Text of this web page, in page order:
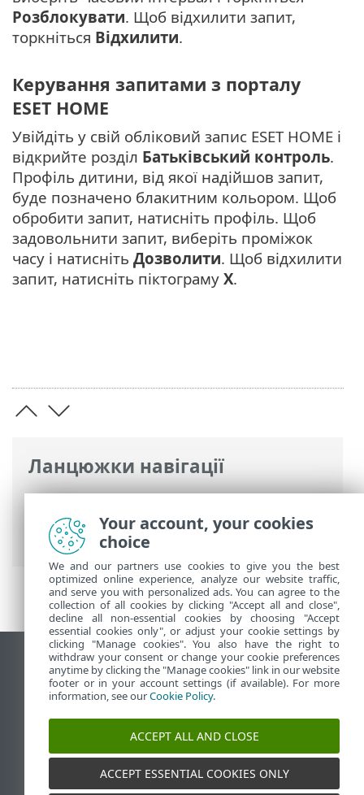
Ланцюжки навігації
Інтерактивна довідка ESET>ESET
Parental Control for Android>
Керування запитами
Розблокувати. Щоб відхилити запит,
торкніться Відхилити.
Керування запитами з порталу
ESET HOME
Увійдіть у свій обліковий запис ESET HOME і
відкрийте розділ Батьківський контроль.
Профіль дитини, від якої надійшов запит,
буде позначено блакитним кольором. Щоб
обробити запит, натисніть профіль. Щоб
задовольнити запит, виберіть проміжок
часу і натисніть Дозволити. Щоб відхилити
запит, натисніть піктограму X.
Переглянути повну версію
End of Life
База знань ESET
Форум ESET
ESET Status Portal
Регіональна підтримка
Your account, your cookies
choice
We and our partners use cookies to give you the best
optimized online experience, analyze our website traffic,
and serve you with personalized ads. You can agree to the
collection of all cookies by clicking "Accept all and close",
decline all non-essential cookies by choosing "Accept
essential cookies only", or adjust your cookie settings by
clicking "Manage cookies". You also have the right to
withdraw your consent or change your cookie preferences
anytime by clicking the "Manage cookies" link in our website
footer or in your account settings (if available). For more
information, see ourCookie Policy.
ACCEPT ALL AND CLOSE
ACCEPT ESSENTIAL COOKIES ONLY